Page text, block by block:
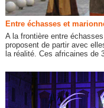
Entre échasses et
A la frontière entre
proposent de partir avec
la réalité. Ces africaines de